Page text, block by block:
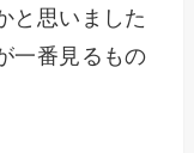
と思いました
一番見るもの